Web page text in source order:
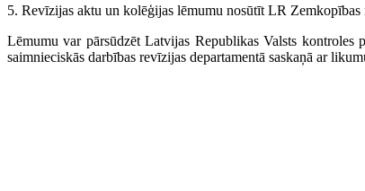
5. Revīzijas aktu un kolēģijas lēmumu nosūtīt LR
Lēmumu var pārsūdzēt Latvijas Republikas Valsts kontroles
saimnieciskās darbības revīzijas departamentā saskaņā ar